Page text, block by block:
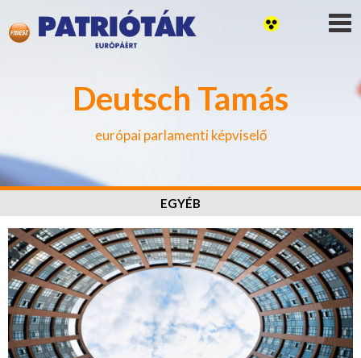
Deutsch Tamás
európai parlamenti képviselő
EGYÉB